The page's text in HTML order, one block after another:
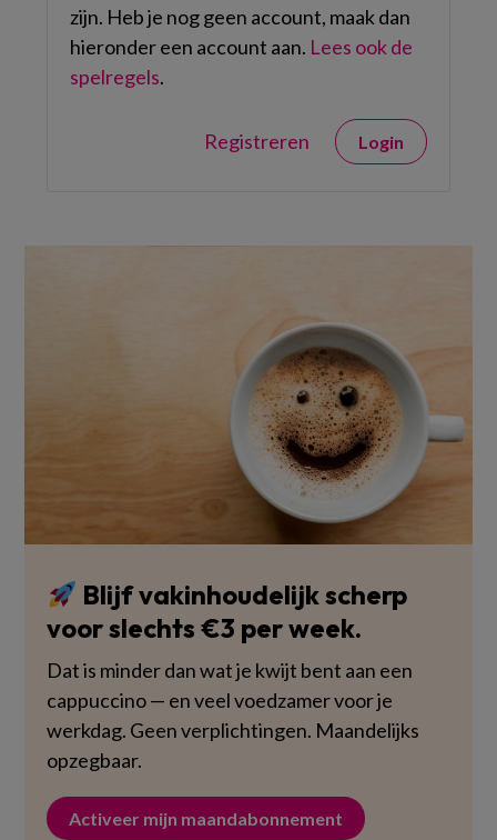
zijn. Heb je nog geen account, maak dan
hieronder een account aan. Lees ook de
spelregels.
Registreren Login
Blijf vakinhoudelijk scherp
voor slechts €3 per week.
Dat is minder dan wat je kwijt bent aan een
cappuccino — en veel voedzamer voor je
werkdag. Geen verplichtingen. Maandelijks
opzegbaar.
Activeer mijn maandabonnement